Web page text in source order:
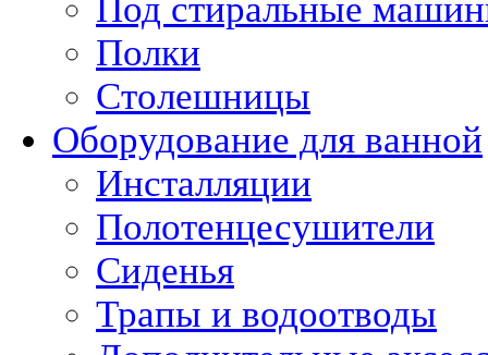
Под стиральные
Полки
Столешницы
Оборудование для ванной
Инсталляции
Полотенцесушители
Сиденья
Трапы и водоотводы